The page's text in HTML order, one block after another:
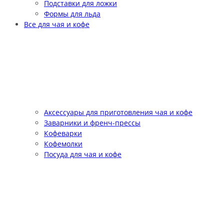
Подставки для ложки
Формы для льда
Все для чая и кофе
Аксессуары для приготовления чая и кофе
Заварники и френч-прессы
Кофеварки
Кофемолки
Посуда для чая и кофе